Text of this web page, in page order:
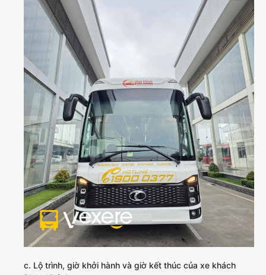
c. Lộ trình, giờ khởi hành và giờ kết thúc của xe khách